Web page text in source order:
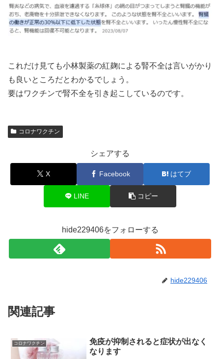
これだけ見ても小林製薬の紅麹による腎不全は言いがかり
も良いところだとわかるでしょう。
要はワクチンで腎不全を引き起こしているのです。
コロナワクチン
シェアする
X Facebook はてブ
LINE コピー
hide229406をフォローする
hide229406
関連記事
コロナワクチン
免疫が抑制されると症状が出なく
なります